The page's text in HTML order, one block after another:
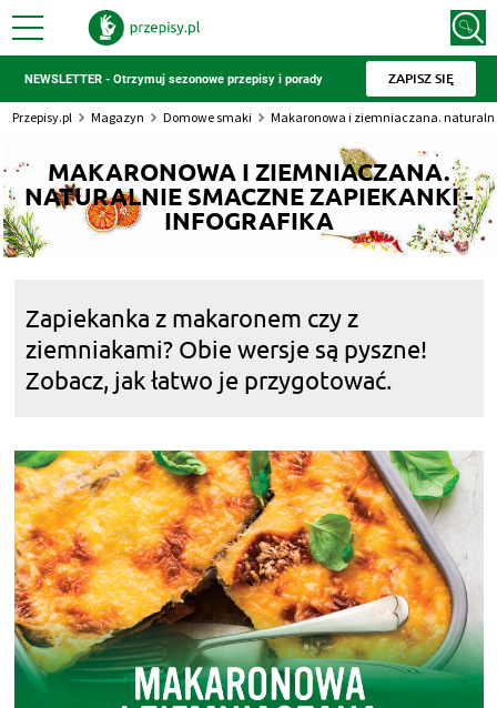
NEWSLETTER - Otrzymuj sezonowe przepisy i porady ZAPISZ SIĘ
Przepisy.pl Magazyn Domowe smaki Makaronowa i ziemniaczana.
MAKARONOWA I ZIEMNIACZANA.
NATURALNIE SMACZNE ZAPIEKANKI -
INFOGRAFIKA
Zapiekanka z makaronem czy z
ziemniakami? Obie wersje są pyszne!
Zobacz, jak łatwo je przygotować.